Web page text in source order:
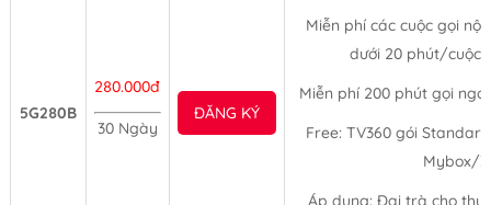
5G280B
280.000đ
30 Ngày
ĐĂNG KÝ
Miễn phí các cuộc gọi
dưới 20 phút/cuộc
Miễn phí 200 phút gọi
Free: TV360 gói
Mybox/
Áp dụng: Đại trà cho